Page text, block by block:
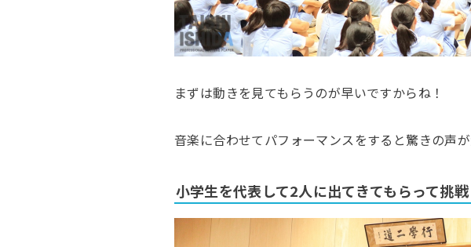
まずは動きを見てもらうのが早いですからね！
音楽に合わせてパフォーマンスをすると驚きの声
小学生を代表して2人に出てきてもらって挑戦